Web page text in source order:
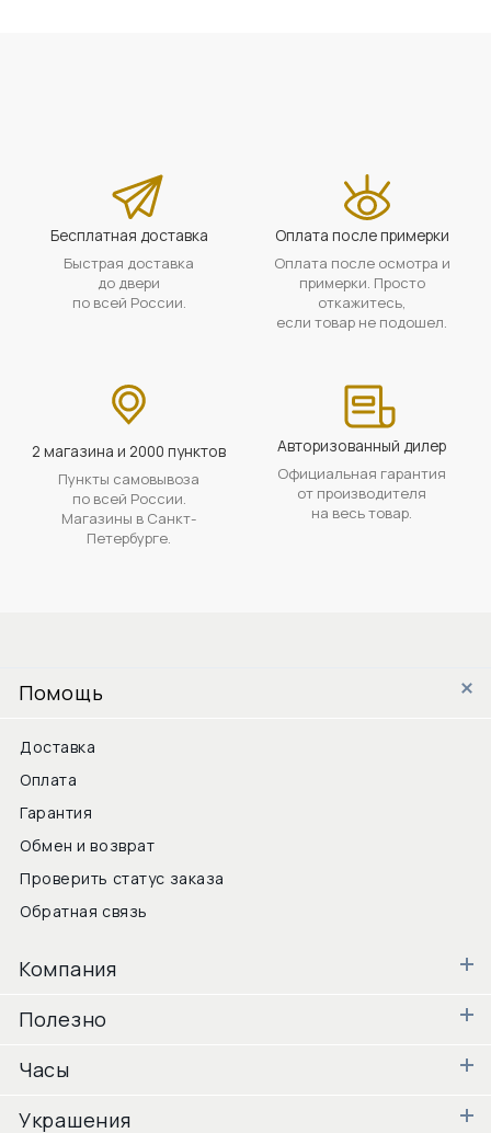
Бесплатная доставка
Быстрая доставка
до двери
по всей России.
Оплата после примерки
Оплата после осмотра и
примерки. Просто
откажитесь,
если товар не подошел.
2 магазина и 2000 пунктов
Пункты самовывоза
по всей России.
Магазины в Санкт-
Петербурге.
Авторизованный дилер
Официальная гарантия
от производителя
на весь товар.
Помощь
Доставка
Оплата
Гарантия
Обмен и возврат
Проверить статус заказа
Обратная связь
Компания
Полезно
Часы
Украшения